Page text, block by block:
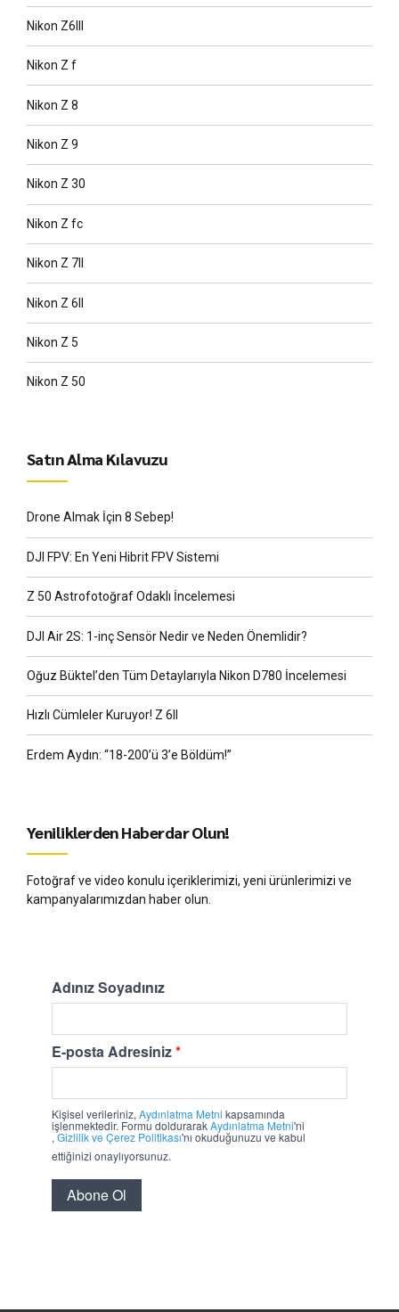
Nikon Z6III
Nikon Z f
Nikon Z 8
Nikon Z 9
Nikon Z 30
Nikon Z fc
Nikon Z 7II
Nikon Z 6II
Nikon Z 5
Nikon Z 50
Satın Alma Kılavuzu
Drone Almak İçin 8 Sebep!
DJI FPV: En Yeni Hibrit FPV Sistemi
Z 50 Astrofotoğraf Odaklı İncelemesi
DJI Air 2S: 1-inç Sensör Nedir ve Neden Önemlidir?
Oğuz Büktel’den Tüm Detaylarıyla Nikon D780 İncelemesi
Hızlı Cümleler Kuruyor! Z 6II
Erdem Aydın: “18-200’ü 3’e Böldüm!”
Yeniliklerden Haberdar Olun!
Fotoğraf ve video konulu içeriklerimizi, yeni ürünlerimizi ve
kampanyalarımızdan haber olun.